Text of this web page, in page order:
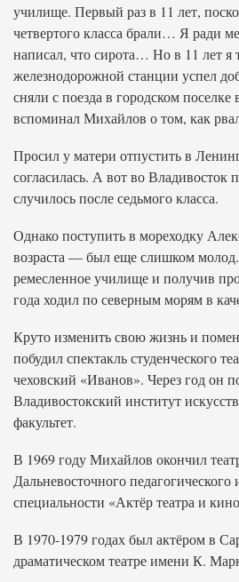
училище. Первый раз в 11 лет,
четвертого класса брали… Я ради
написал, что сирота… Но в 11 лет я
железнодорожной станции успел
сняли с поезда в городском
вспоминал Михайлов о том, как
Просил у матери отпустить в
согласилась. А вот во Владивосток
случилось после седьмого класса.
Однако поступить в мореходку
возраста — был еще слишком
ремесленное училище и получив
года ходил по северным морям в
Круто изменить свою жизнь и
побудил спектакль студенческого
чеховский «Иванов». Через год он
Владивостокский институт
факультет.
В 1969 году Михайлов окончил
Дальневосточного педагогического
специальности «Актёр театра и
В 1970-1979 годах был актёром в
драматическом театре имени К.